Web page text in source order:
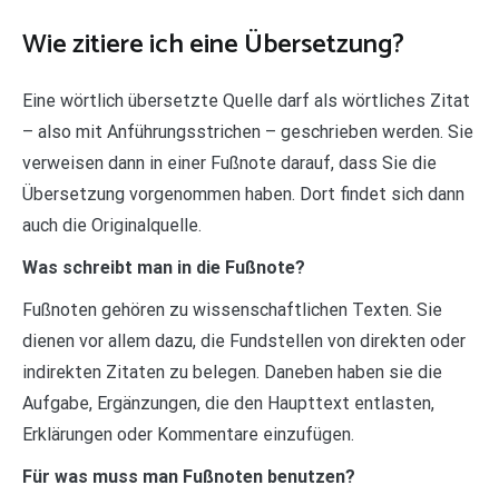
Wie zitiere ich eine Übersetzung?
Eine wörtlich übersetzte Quelle darf als wörtliches Zitat
– also mit Anführungsstrichen – geschrieben werden. Sie
verweisen dann in einer Fußnote darauf, dass Sie die
Übersetzung vorgenommen haben. Dort findet sich dann
auch die Originalquelle.
Was schreibt man in die Fußnote?
Fußnoten gehören zu wissenschaftlichen Texten. Sie
dienen vor allem dazu, die Fundstellen von direkten oder
indirekten Zitaten zu belegen. Daneben haben sie die
Aufgabe, Ergänzungen, die den Haupttext entlasten,
Erklärungen oder Kommentare einzufügen.
Für was muss man Fußnoten benutzen?